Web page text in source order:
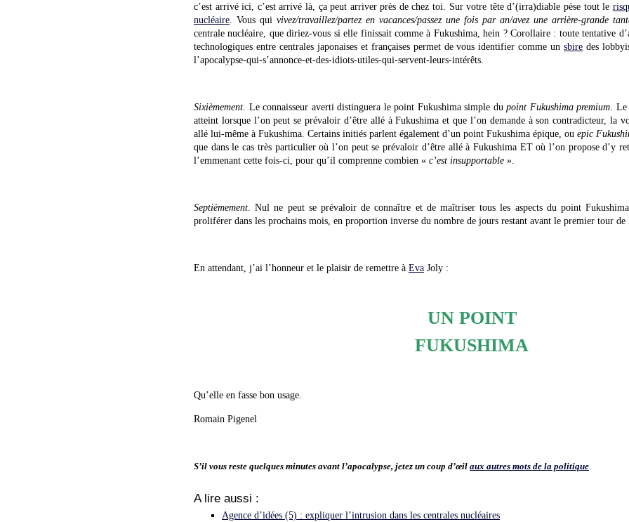
c’est arrivé ici, c’est arrivé là, ça peut arriver près de chez toi. Sur votre tête d’(irra)diable pèse tout le
nucléaire. Vous qui vivez/travaillez/partez en vacances/passez une fois par an/avez une arrière-grande
centrale nucléaire, que diriez-vous si elle finissait comme à Fukushima, hein ? Corollaire : toute tentative
technologiques entre centrales japonaises et françaises permet de vous identifier comme unsbire des
l’apocalypse-qui-s’annonce-et-des-idiots-utiles-qui-servent-leurs-intérêts.
Sixièmement . Le connaisseur averti distinguera le point Fukushima simple dupoint Fukushima premium .
atteint lorsque l’on peut se prévaloir d’être allé à Fukushima et que l’on demande à son contradicteur, la
allé lui-même à Fukushima. Certains initiés parlent également d’un point Fukushima épique, ou epic
que dans le cas très particulier où l’on peut se prévaloir d’être allé à Fukushima ET où l’on propose d’y
l’emmenant cette fois-ci, pour qu’il comprenne combien « c’est insupportable ».
Septièmement . Nul ne peut se prévaloir de connaître et de maîtriser tous les aspects du point
proliférer dans les prochains mois, en proportion inverse du nombre de jours restant avant le premier tour
En attendant, j’ai l’honneur et le plaisir de remettre à Eva Joly :
UN POINT
FUKUSHIMA
Qu’elle en fasse bon usage.
Romain Pigenel
S’il vous reste quelques minutes avant l’apocalypse, jetez un coup d’œil aux autres mots de la politique
A lire aussi :
Agence d’idées (5) : expliquer l’intrusion dans les centrales nucléaires